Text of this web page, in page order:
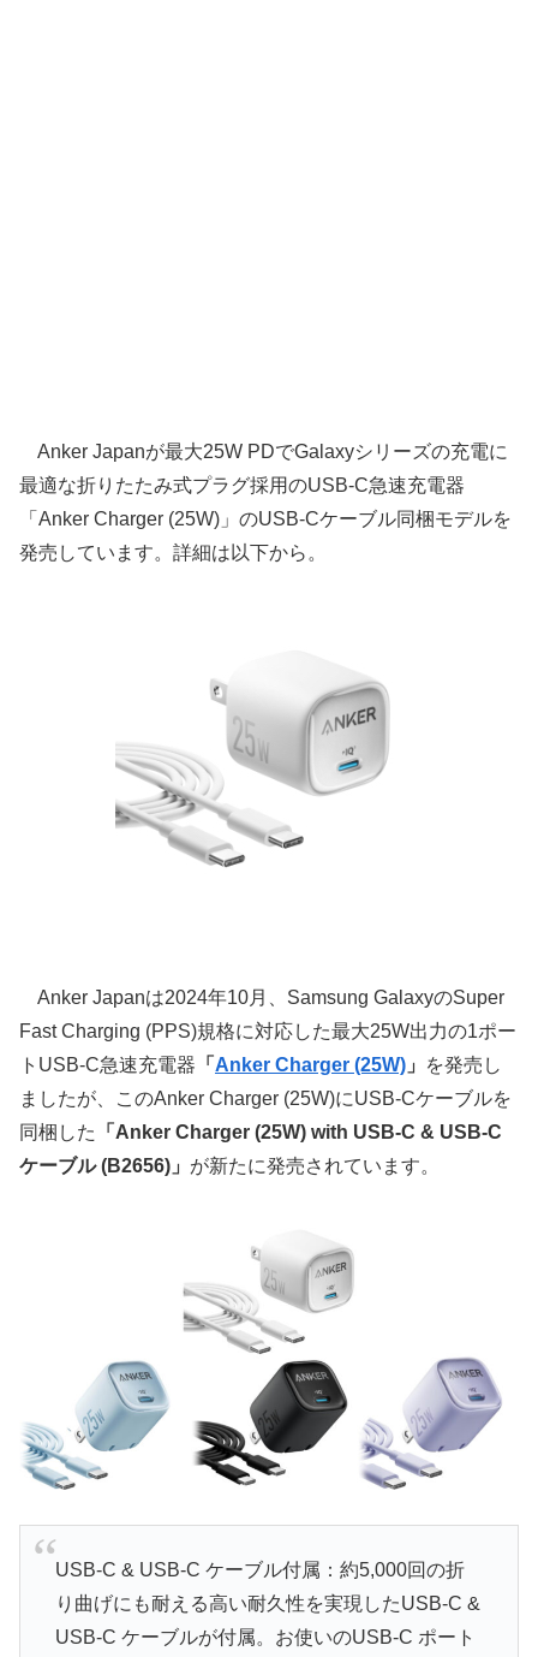
Anker Japanが最大25W PDでGalaxyシリーズの充電に
最適な折りたたみ式プラグ採用のUSB-C急速充電器
「Anker Charger (25W)」のUSB-Cケーブル同梱モデルを
発売しています。詳細は以下から。
Anker Japanは2024年10月、Samsung GalaxyのSuper
Fast Charging (PPS)規格に対応した最大25W出力の1ポー
トUSB-C急速充電器 「 Anker Charger (25W) 」
を発売し
ましたが、このAnker Charger (25W)にUSB-Cケーブルを
同梱した
「Anker Charger (25W) with USB-C & USB-C
ケーブル (B2656)」 が新たに発売されています。
USB-C & USB-C ケーブル付属：約5,000回の折
り曲げにも耐える高い耐久性を実現したUSB-C &
USB-C ケーブルが付属。お使いのUSB-C ポート